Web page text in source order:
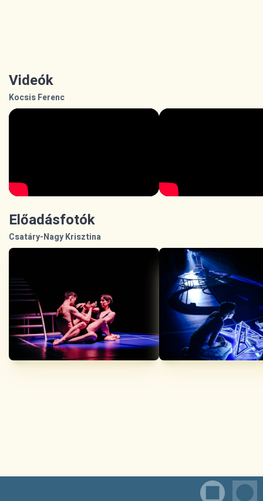
Videók
Kocsis Ferenc
Előadásfotók
Csatáry-Nagy Krisztina